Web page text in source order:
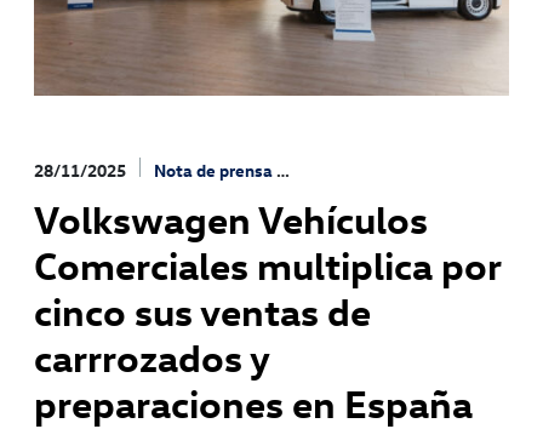
28/11/2025 Nota de prensa
Volkswagen Vehículos
Comerciales multiplica por
cinco sus ventas de
carrrozados y
preparaciones en España